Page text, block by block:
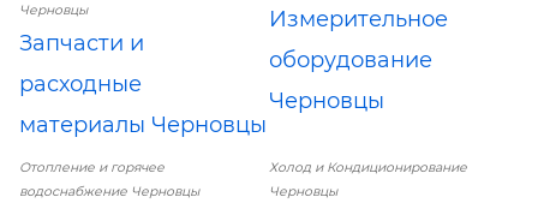
Черновцы
Запчасти и
расходные
материалы Черновцы
Измерительное
оборудование
Черновцы
Отопление и горячее
водоснабжение Черновцы
Холод и Кондиционирование
Черновцы